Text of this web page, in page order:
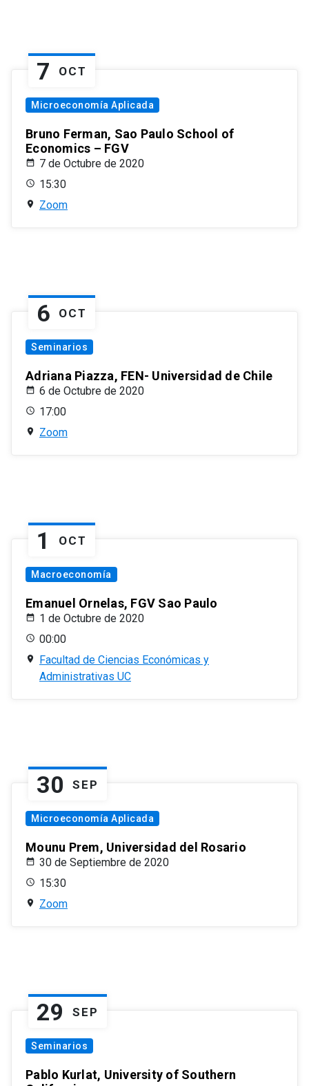
7 OCT
Microeconomía Aplicada
Bruno Ferman, Sao Paulo School of
Economics – FGV
7 de Octubre de 2020
15:30
Zoom
6 OCT
Seminarios
Adriana Piazza, FEN- Universidad de Chile
6 de Octubre de 2020
17:00
Zoom
1 OCT
Macroeconomía
Emanuel Ornelas, FGV Sao Paulo
1 de Octubre de 2020
00:00
Facultad de Ciencias Económicas y
Administrativas UC
30 SEP
Microeconomía Aplicada
Mounu Prem, Universidad del Rosario
30 de Septiembre de 2020
15:30
Zoom
29 SEP
Seminarios
Pablo Kurlat, University of Southern